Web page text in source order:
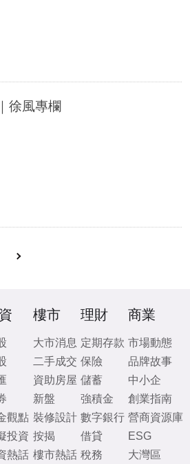
徐風專欄
觀點
投資
熱話
樓市
大市消息
二手成交
資助房屋
新盤
裝修設計
按揭
樓市熱話
理財
定期存款
保險
儲蓄
強積金
數字銀行
借貸
稅務
商業
市場動態
品牌故事
中小企
創業指南
營商資源庫
ESG
大灣區